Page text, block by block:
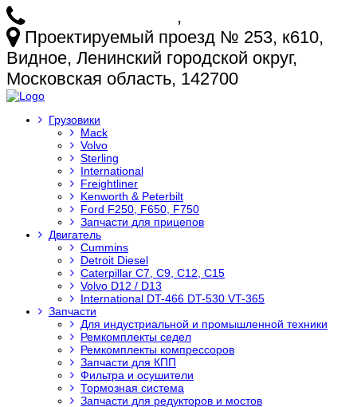
,
Проектируемый проезд № 253, к610,
Видное, Ленинский городской округ,
Московская область, 142700
Грузовики
Mack
Volvo
Sterling
International
Freightliner
Kenworth & Peterbilt
Ford F250, F650, F750
Запчасти для прицепов
Двигатель
Cummins
Detroit Diesel
Caterpillar C7, C9, C12, C15
Volvo D12 / D13
International DT-466 DT-530 VT-365
Запчасти
Для индустриальной и промышленной техники
Ремкомплекты седел
Ремкомплекты компрессоров
Запчасти для КПП
Фильтра и осушители
Тормозная система
Запчасти для редукторов и мостов